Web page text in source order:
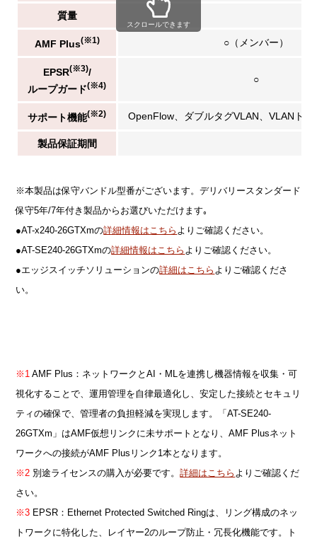
質量
AMF Plus(※1) ○（メンバー）
EPSR(※3)/
ループガード(※4)
○
サポート機能(※2) OpenFlow、ダブルタグVLAN、VLANト
製品保証期間
スクロールできます
※本製品は保守バンドル型番がございます。デリバリースタンダード
保守5年/7年付き製品からお選びいただけます｡
●AT-x240-26GTXmの詳細情報はこちら よりご確認ください。
●AT-SE240-26GTXmの詳細情報はこちら よりご確認ください。
●エッジスイッチソリューションの詳細はこちら よりご確認くださ
い。
※1AMF Plus：ネットワークとAI・MLを連携し機器情報を収集・可
視化することで、運用管理を自律最適化し、安定した接続とセキュリ
ティの確保で、管理者の負担軽減を実現します。「AT-SE240-
26GTXm」はAMF仮想リンクに未サポートとなり、AMF Plusネット
ワークへの接続がAMF Plusリンク1本となります。
※2 別途ライセンスの購入が必要です。詳細はこちら よりご確認くだ
さい。
※3 EPSR：Ethernet Protected Switched Ringは、リング構成のネッ
トワークに特化した、レイヤー2のループ防止・冗長化機能です。ト